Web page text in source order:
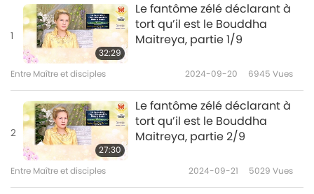
1
32:29
Le fantôme zélé déclarant à
tort qu’il est le Bouddha
Maitreya, partie 1/9
Entre Maître et disciples 2024-09-20 6945 Vues
2
27:30
Le fantôme zélé déclarant à
tort qu’il est le Bouddha
Maitreya, partie 2/9
Entre Maître et disciples 2024-09-21 5029 Vues